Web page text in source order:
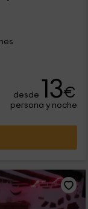
desde 13€
persona y noche